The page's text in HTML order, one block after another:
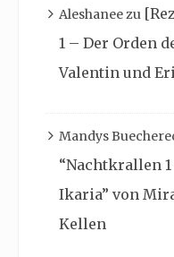
Aleshaneezu
1 – Der Orden
Valentin und
Mandys
“Nachtkrallen
Ikaria” von
Kellen